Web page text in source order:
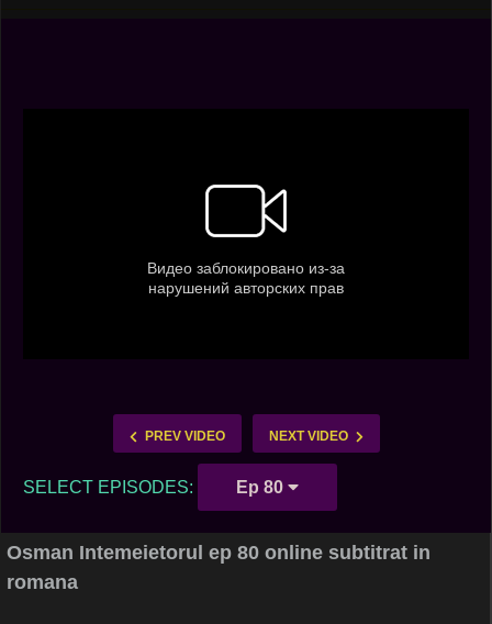
PREV VIDEO NEXT VIDEO
SELECT EPISODES: Ep 80
Osman Intemeietorul ep 80 online subtitrat in
romana